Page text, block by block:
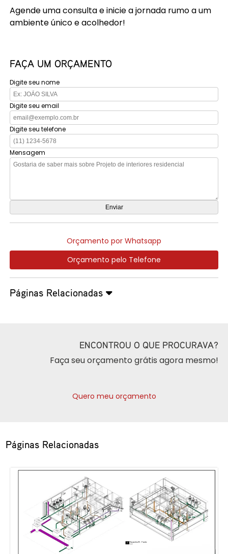
Agende uma consulta e inicie a jornada rumo a um
ambiente único e acolhedor!
FAÇA UM ORÇAMENTO
Digite seu nome
Digite seu email
Digite seu telefone
Mensagem
Orçamento por Whatsapp
Orçamento pelo Telefone
Páginas Relacionadas
ENCONTROU O QUE PROCURAVA?
Faça seu orçamento grátis agora mesmo!
Quero meu orçamento
Páginas Relacionadas